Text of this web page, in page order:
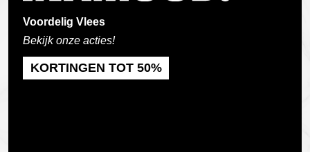
Voordelig Vlees
Bekijk onze acties!
KORTINGEN TOT 50%